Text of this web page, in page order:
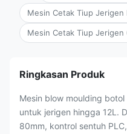
Mesin Cetak Tiup Jerigen
Mesin Cetak Tiup Jerigen
Ringkasan Produk
Mesin blow moulding botol
untuk jerigen hingga 12L.
80mm, kontrol sentuh